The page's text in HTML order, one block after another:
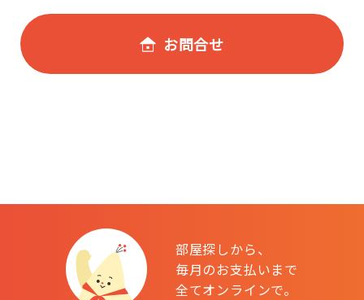
お問合せ
部屋探しから、
毎月のお支払いまで
全てオンラインで。